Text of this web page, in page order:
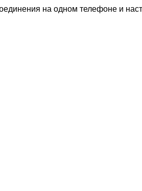
на одном телефоне и